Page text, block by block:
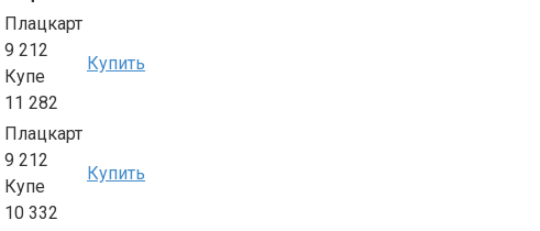
Плацкарт
9 212
Купе
11 282
Купить
Плацкарт
9 212
Купе
10 332
Купить